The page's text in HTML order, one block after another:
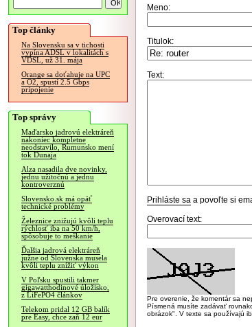
Top články
Na Slovensku sa v tichosti
vypína ADSL v lokalitách s
VDSL, už 31. mája
Orange sa doťahuje na UPC
a O2, spustí 2.5 Gbps
pripojenie
Top správy
Maďarsko jadrovú elektráreň
nakoniec kompletne
neodstavilo, Rumunsko mení
tok Dunaja
Alza nasadila dve novinky,
jednu užitočnú a jednu
kontroverznú
Slovensko.sk má opäť
technické problémy
Železnice znižujú kvôli teplu
rýchlosť iba na 50 km/h,
spôsobuje to meškanie
Ďalšia jadrová elektráreň
južne od Slovenska musela
kvôli teplu znížiť výkon
V Poľsku spustili takmer
gigawatthodinové úložisko,
z LiFePO4 článkov
Telekom pridal 12 GB balík
pre Easy, chce zaň 12 eur
Meno:
Titulok:
Text:
Prihláste sa a povoľte si
Overovací text:
Pre overenie, že komentár sa
Písmená musíte zadávať
obrázok". V texte sa používajú